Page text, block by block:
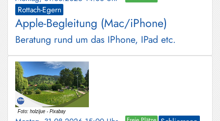
Rottach-Egern
Apple-Begleitung (Mac/iPhone)
Beratung rund um das IPhone, IPad etc.